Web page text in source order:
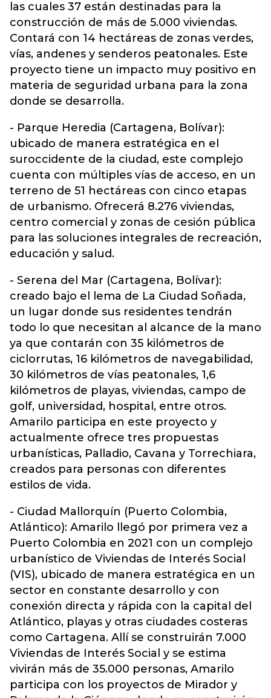
las cuales 37 están destinadas para la
construcción de más de 5.000 viviendas.
Contará con 14 hectáreas de zonas verdes,
vías, andenes y senderos peatonales. Este
proyecto tiene un impacto muy positivo en
materia de seguridad urbana para la zona
donde se desarrolla.
- Parque Heredia (Cartagena, Bolívar):
ubicado de manera estratégica en el
suroccidente de la ciudad, este complejo
cuenta con múltiples vías de acceso, en un
terreno de 51 hectáreas con cinco etapas
de urbanismo. Ofrecerá 8.276 viviendas,
centro comercial y zonas de cesión pública
para las soluciones integrales de recreación,
educación y salud.
- Serena del Mar (Cartagena, Bolívar):
creado bajo el lema de La Ciudad Soñada,
un lugar donde sus residentes tendrán
todo lo que necesitan al alcance de la mano
ya que contarán con 35 kilómetros de
ciclorrutas, 16 kilómetros de navegabilidad,
30 kilómetros de vías peatonales, 1,6
kilómetros de playas, viviendas, campo de
golf, universidad, hospital, entre otros.
Amarilo participa en este proyecto y
actualmente ofrece tres propuestas
urbanísticas, Palladio, Cavana y Torrechiara,
creados para personas con diferentes
estilos de vida.
- Ciudad Mallorquín (Puerto Colombia,
Atlántico): Amarilo llegó por primera vez a
Puerto Colombia en 2021 con un complejo
urbanístico de Viviendas de Interés Social
(VIS), ubicado de manera estratégica en un
sector en constante desarrollo y con
conexión directa y rápida con la capital del
Atlántico, playas y otras ciudades costeras
como Cartagena. Allí se construirán 7.000
Viviendas de Interés Social y se estima
vivirán más de 35.000 personas, Amarilo
participa con los proyectos de Mirador y